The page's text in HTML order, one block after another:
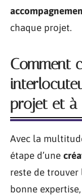
chaque projet.
Comment
projet et à
Avec la
étape d’une
reste de trouver
bonne